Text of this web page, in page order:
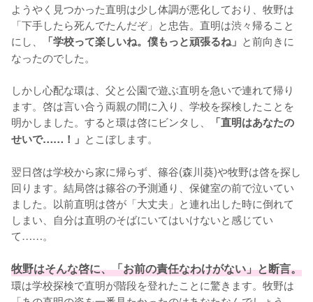
ようやく見つかった直明は少し体調が悪化しており、牧野は
「下手したら死んでたんだぞ」と忠告。直明は渋々帰ること
にし、
「学校って楽しいね。僕もっと頑張るね」 と前向きに
なったのでした。
しかし心配な環は、父と公園で遊ぶ直明を急いで連れて帰り
ます。啓は言い合う両親の間に入り、学校を探検したことを
明かしました。すると環は啓にビンタし、
「直明はあなたの
せいで……！」 とこぼします。
翌日啓は学校から家に帰らず、篠谷(森川葵)や牧野は啓を探し
回ります。結局啓は篠谷の予測通り、保健室の前で泣いてい
ました。以前直明は啓が「大丈夫」と連れ出した時に倒れて
しまい、自分は直明のそばにいてはいけないと感じてい
て……。
牧野はそんな啓に、「お前の責任なわけがない」と断言。
環は学校探検で直明が階段を登れたことに驚きます。牧野は